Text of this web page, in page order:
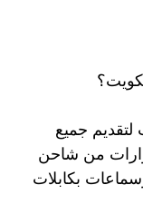
جميع
من شاحن
بكابلات